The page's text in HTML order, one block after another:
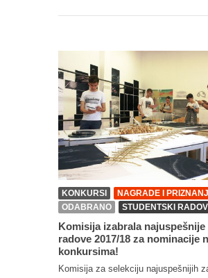
KONKURSI
NAGRADE I
ODABRANO
STUDENTSKI RADOVI
Komisija izabrala najuspešnije
radove 2017/18 za nominacije
konkursima!
Komisija za selekciju najuspešnijih